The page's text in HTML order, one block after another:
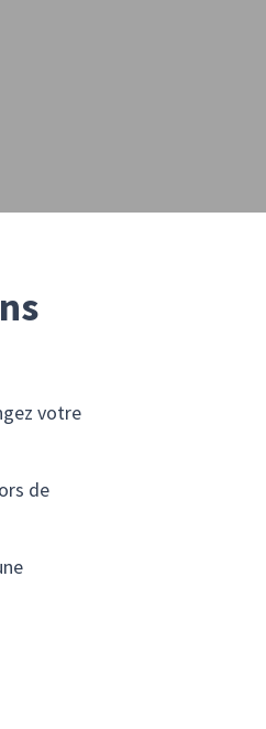
votre
de